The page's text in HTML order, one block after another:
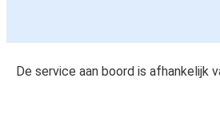
De service aan boord is afhankelijk